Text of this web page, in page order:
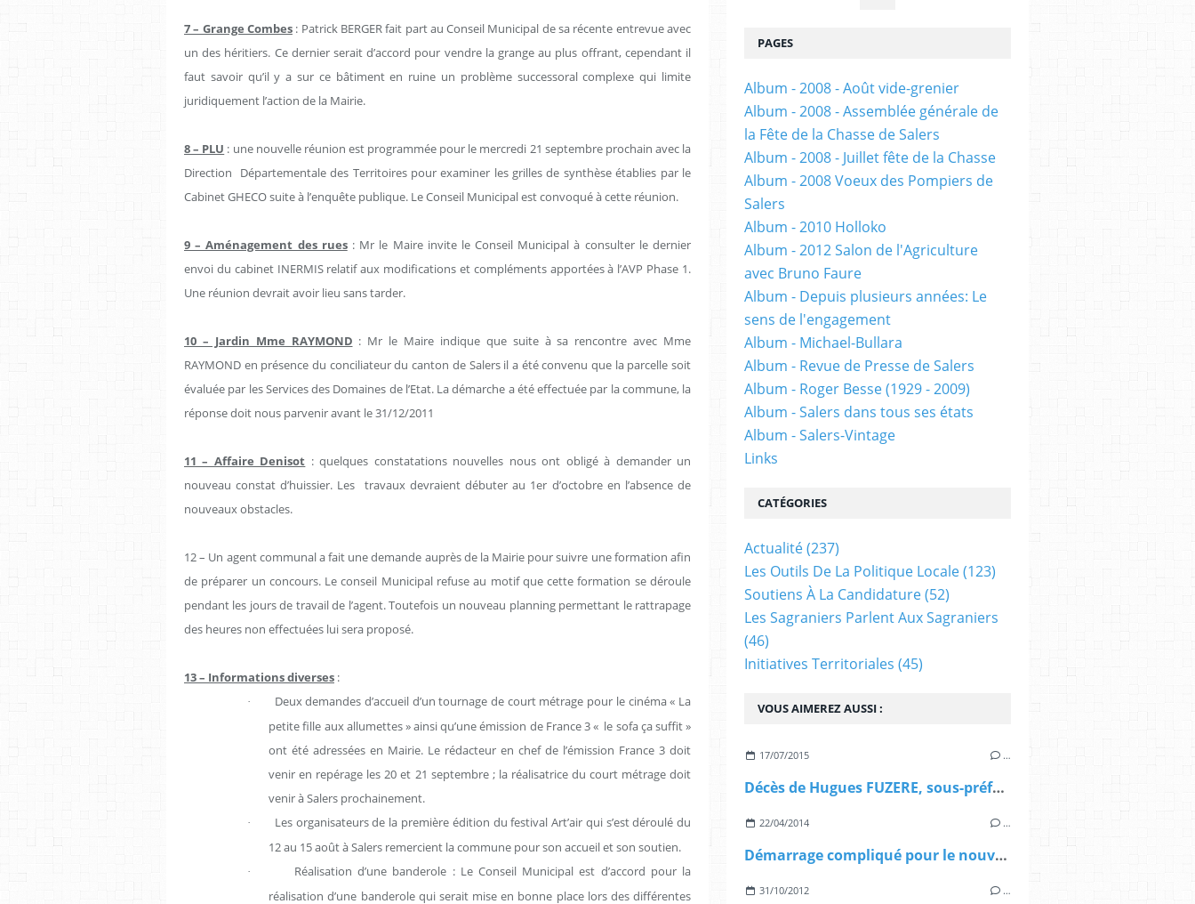
7 – Grange Combes: Patrick BERGER fait part au Conseil Municipal de sa récente entrevue avec
un des héritiers. Ce dernier serait d’accord pour vendre la grange au plus offrant, cependant il
faut savoir qu’il y a sur ce bâtiment en ruine un problème successoral complexe qui limite
juridiquement l’action de la Mairie.
8 – PLU : une nouvelle réunion est programmée pour le mercredi 21 septembre prochain avec la
Direction
Départementale des Territoires pour examiner les grilles de synthèse établies par le
Cabinet GHECO suite à l’enquête publique. Le Conseil Municipal est convoqué à cette réunion.
9 – Aménagement des rues: Mr le Maire invite le Conseil Municipal à consulter le dernier
envoi du cabinet INERMIS relatif aux modifications et compléments apportées à l’AVP Phase 1.
Une réunion devrait avoir lieu sans tarder.
10 – Jardin Mme RAYMOND : Mr le Maire indique que suite à sa rencontre avec Mme
RAYMOND en présence du conciliateur du canton de Salers il a été convenu que la parcelle soit
évaluée par les Services des Domaines de l’Etat. La démarche a été effectuée par la commune, la
réponse doit nous parvenir avant le 31/12/2011
11 – Affaire Denisot : quelques constatations nouvelles nous ont obligé à demander un
nouveau constat d’huissier. Les
travaux devraient débuter au 1er d’octobre en l’absence de
nouveaux obstacles.
12 – Un agent communal a fait une demande auprès de la Mairie pour suivre une formation afin
de préparer un concours. Le conseil Municipal refuse au motif que cette formation se déroule
pendant les jours de travail de l’agent. Toutefois un nouveau planning permettant le rattrapage
des heures non effectuées lui sera proposé.
13 – Informations diverses :
·
Deux demandes d’accueil d’un tournage de court métrage pour le cinéma « La
petite fille aux allumettes » ainsi qu’une émission de France 3 « le sofa ça suffit »
ont été adressées en Mairie. Le rédacteur en chef de l’émission France 3 doit
venir en repérage les 20 et 21 septembre ; la réalisatrice du court métrage doit
venir à Salers prochainement.
·
Les organisateurs de la première édition du festival Art’air qui s’est déroulé du
12 au 15 août à Salers remercient la commune pour son accueil et son soutien.
·
Réalisation d’une banderole : Le Conseil Municipal est d’accord pour la
réalisation d’une banderole qui serait mise en bonne place lors des différentes
VOUS AIMEREZ AUSSI :
17/07/2015 …
Décès de Hugues FUZERE, sous-préfet de Mauriac
22/04/2014 …
Démarrage compliqué pour le nouveau conseil
31/10/2012 …
PAGES
Album - 2008 - Août vide-grenier
Album - 2008 - Assemblée générale de
la Fête de la Chasse de Salers
Album - 2008 - Juillet fête de la Chasse
Album - 2008 Voeux des Pompiers de
Salers
Album - 2010 Holloko
Album - 2012 Salon de l'Agriculture
avec Bruno Faure
Album - Depuis plusieurs années: Le
sens de l'engagement
Album - Michael-Bullara
Album - Revue de Presse de Salers
Album - Roger Besse (1929 - 2009)
Album - Salers dans tous ses états
Album - Salers-Vintage
Links
CATÉGORIES
Actualité(237)
Les Outils De La Politique Locale(123)
Soutiens À La Candidature(52)
Les Sagraniers Parlent Aux Sagraniers
(46)
Initiatives Territoriales (45)